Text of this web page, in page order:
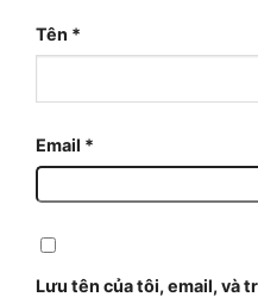
Tên *
Email *
Lưu tên của tôi, email, và